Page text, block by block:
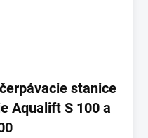
stanice
Aqualift S 100 a